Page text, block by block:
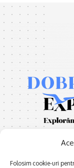
Folosim cookie-uri